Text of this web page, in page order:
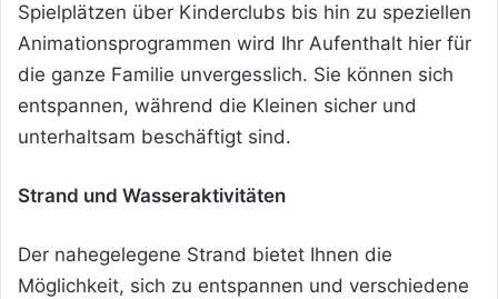
Spielplätzen über Kinderclubs bis hin zu speziellen
Animationsprogrammen wird Ihr Aufenthalt hier für
die ganze Familie unvergesslich. Sie können sich
entspannen, während die Kleinen sicher und
unterhaltsam beschäftigt sind.
Strand und Wasseraktivitäten
Der nahegelegene Strand bietet Ihnen die
Möglichkeit, sich zu entspannen und verschiedene